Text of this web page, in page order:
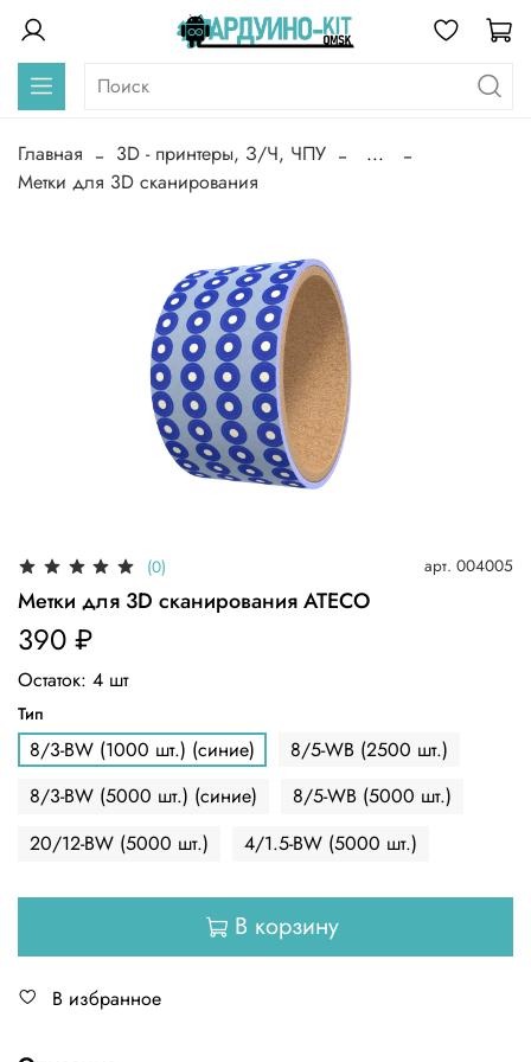
Главная 3D - принтеры, З/Ч, ЧПУ
...
Метки для 3D сканирования
(0) арт. 004005
Метки для 3D сканирования ATECO
390 ₽
Остаток: 4 шт
Тип
8/3-BW (1000 шт.) (синие)
8/5-WB (2500 шт.)
8/3-BW (5000 шт.) (синие)
8/5-WB (5000 шт.)
20/12-BW (5000 шт.)
4/1.5-BW (5000 шт.)
В корзину
В избранное